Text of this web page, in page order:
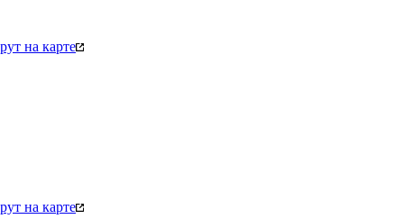
на карте
на карте